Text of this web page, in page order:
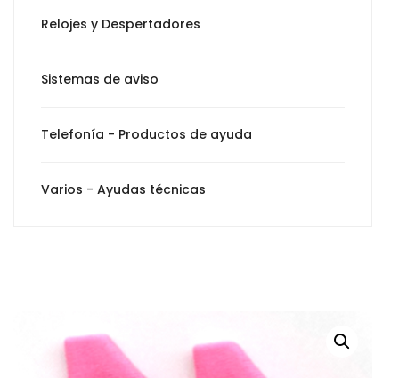
Relojes y Despertadores
Sistemas de aviso
Telefonía - Productos de ayuda
Varios - Ayudas técnicas